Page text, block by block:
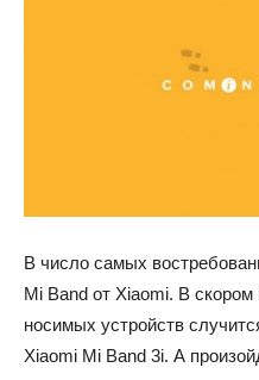
В число самых
Mi Band от Xiaomi. В
носимых устройств
Xiaomi Mi Band 3i. А